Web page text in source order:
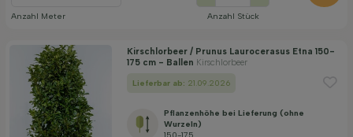
Anzahl Meter Anzahl Stück
Kirschlorbeer / Prunus Laurocerasus Etna 150-
175 cm - Ballen Kirschlorbeer
Lieferbar ab: 21.09.2026
Pflanzenhöhe bei Lieferung (ohne
Wurzeln)